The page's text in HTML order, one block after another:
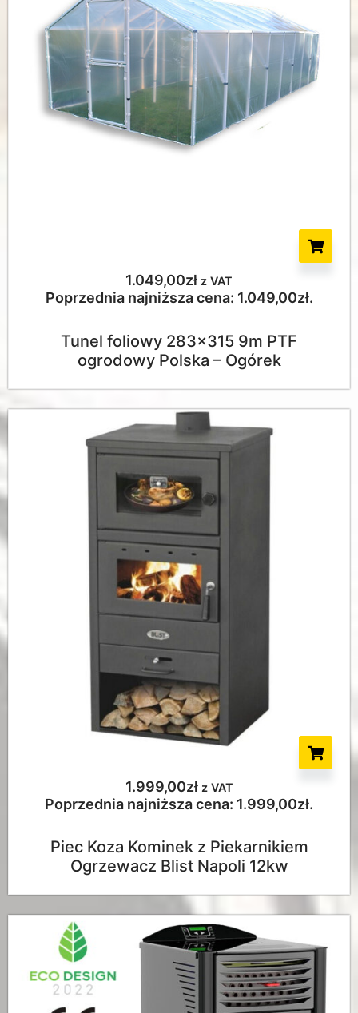
1.049,00zł z VAT
Poprzednia najniższa cena: 1.049,00zł.
Tunel foliowy 283x315 9m PTF
ogrodowy Polska – Ogórek
1.999,00zł z VAT
Poprzednia najniższa cena: 1.999,00zł.
Piec Koza Kominek z Piekarnikiem
Ogrzewacz Blist Napoli 12kw